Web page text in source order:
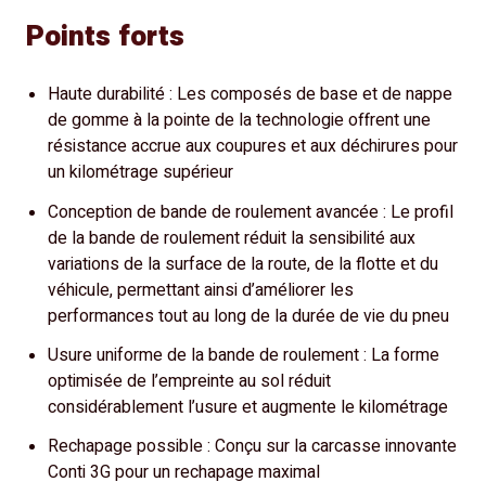
Points forts
Haute durabilité : Les composés de base et de nappe
de gomme à la pointe de la technologie offrent une
résistance accrue aux coupures et aux déchirures pour
un kilométrage supérieur
Conception de bande de roulement avancée : Le profil
de la bande de roulement réduit la sensibilité aux
variations de la surface de la route, de la flotte et du
véhicule, permettant ainsi d’améliorer les
performances tout au long de la durée de vie du pneu
Usure uniforme de la bande de roulement : La forme
optimisée de l’empreinte au sol réduit
considérablement l’usure et augmente le kilométrage
Rechapage possible : Conçu sur la carcasse innovante
Conti 3G pour un rechapage maximal